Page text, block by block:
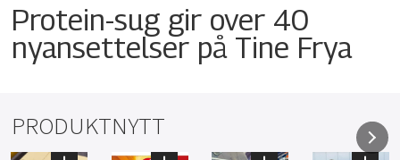
Protein-sug gir over 40
nyansettelser på Tine Frya
PRODUKTNYTT